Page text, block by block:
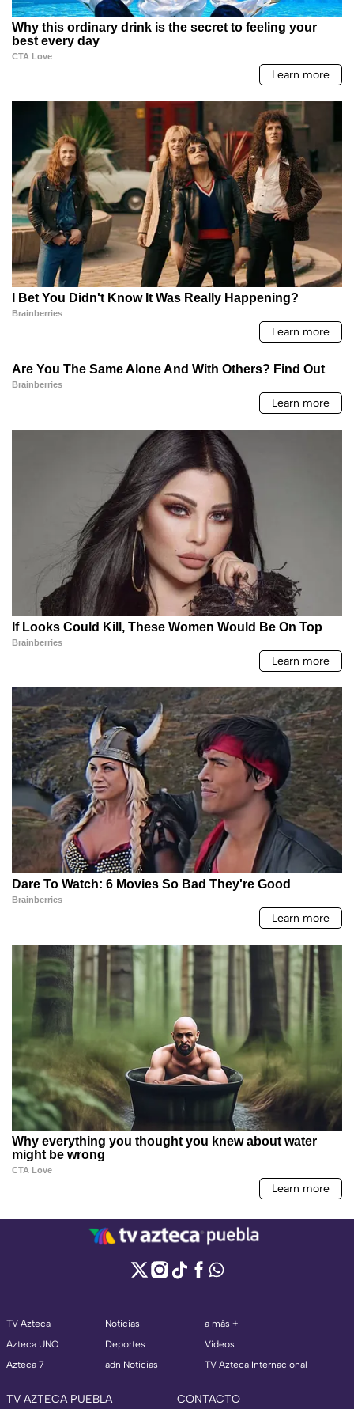
TV Azteca
Azteca UNO
Azteca 7
Noticias
Deportes
adn Noticias
a más +
Videos
TV Azteca Internacional
TV AZTECA PUEBLA CONTACTO